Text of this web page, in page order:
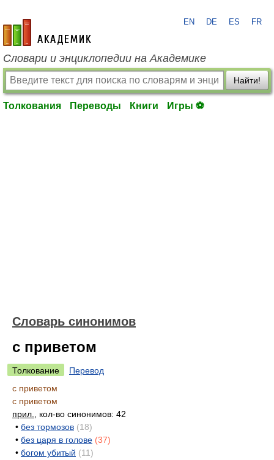
academic.ru
EN DE ES FR
Словари и энциклопедии на Академике
Найти!
Толкования Переводы Книги Игры ⚽
Словарь синонимов
с приветом
Толкование
Перевод
с приветом
с приветом
прил.
, кол-во синонимов: 42
• без тормозов (18)
• без царя в голове (37)
• богом убитый (11)